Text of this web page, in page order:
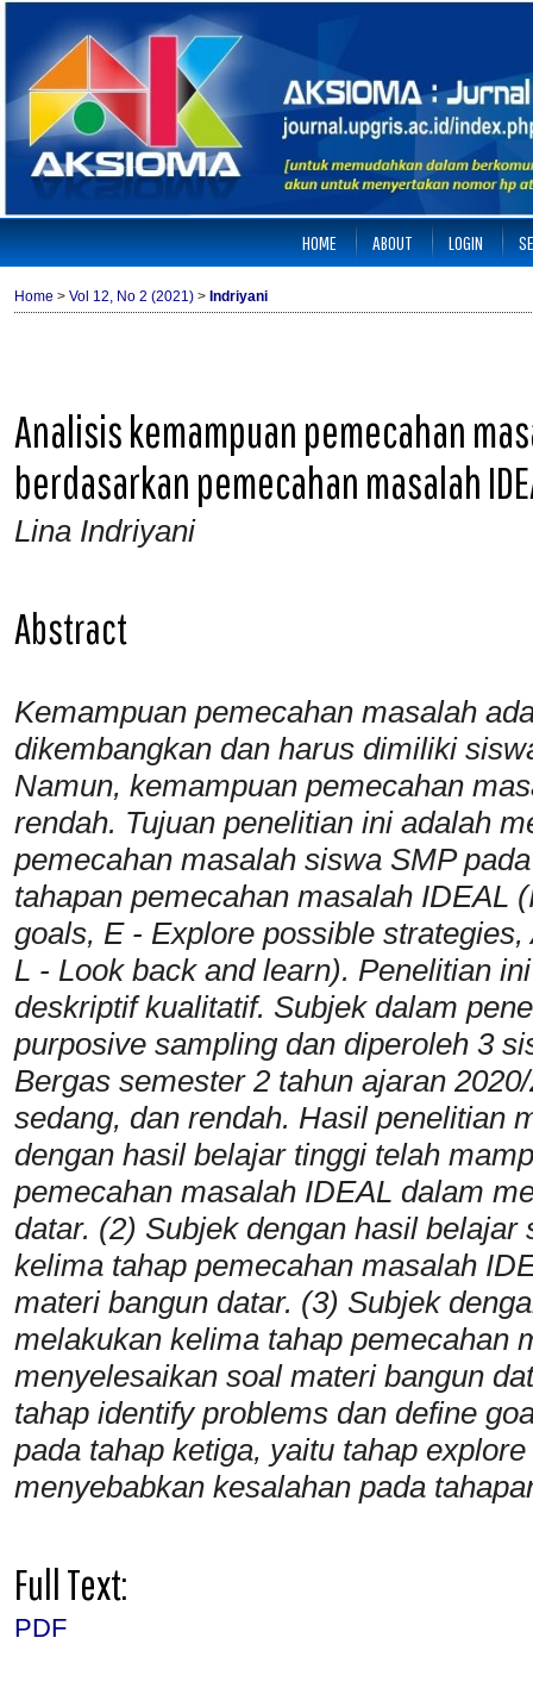
HOME ABOUT LOGIN
Home > Vol 12, No 2 (2021) > Indriyani
Analisis kemampuan pemecahan
berdasarkan pemecahan masalah
Lina Indriyani
Abstract
Kemampuan pemecahan masalah
dikembangkan dan harus dimiliki
Namun, kemampuan pemecahan
rendah. Tujuan penelitian ini adalah
pemecahan masalah siswa SMP
tahapan pemecahan masalah IDEAL
goals, E - Explore possible
L - Look back and learn). Penelitian
deskriptif kualitatif. Subjek dalam
purposive sampling dan diperoleh 3
Bergas semester 2 tahun ajaran
sedang, dan rendah. Hasil penelitian
dengan hasil belajar tinggi telah
pemecahan masalah IDEAL dalam
datar. (2) Subjek dengan hasil
kelima tahap pemecahan masalah
materi bangun datar. (3) Subjek
melakukan kelima tahap pemecahan
menyelesaikan soal materi bangun
tahap identify problems dan define
pada tahap ketiga, yaitu tahap
menyebabkan kesalahan pada
Full Text:
PDF